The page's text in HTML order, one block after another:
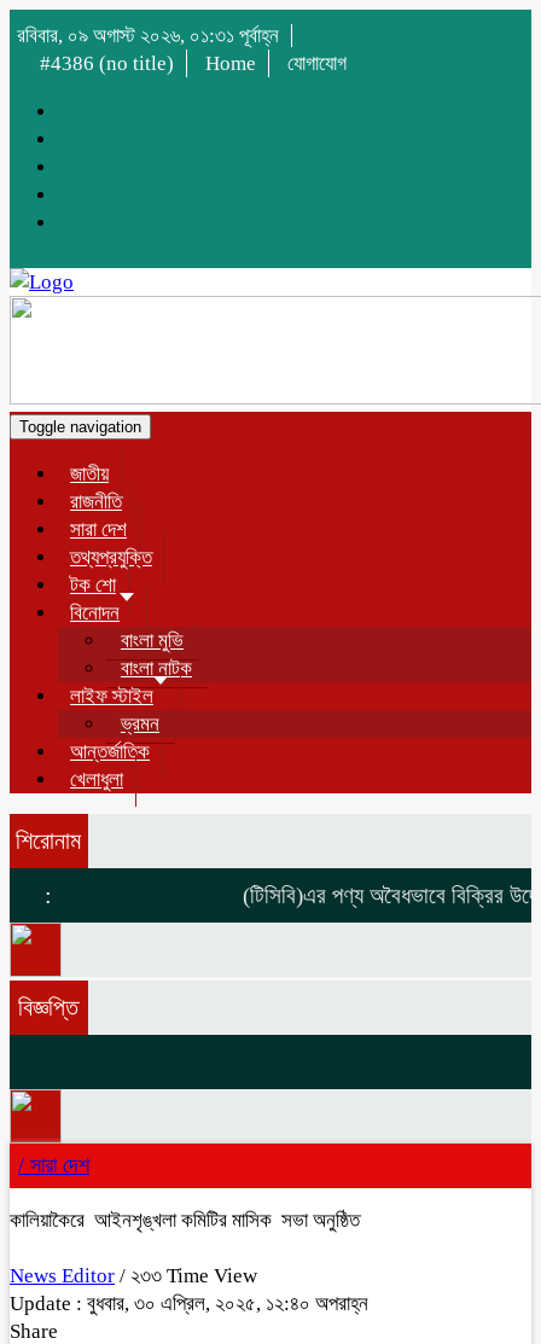
রবিবার, ০৯ অগাস্ট ২০২৬, ০১:৩১ পূর্বাহ্ন
#4386 (no title)
Home যোগাযোগ
Toggle navigation
জাতীয়
রাজনীতি
সারা দেশ
তথ্যপ্রযুক্তি
টক শো
বিনোদন
বাংলা মুভি
বাংলা নাটক
লাইফ স্টাইল
ভ্রমন
আন্তর্জাতিক
খেলাধুলা
শিরোনাম
: (টিসিবি)এর পণ্য অবৈধভাবে বিক্রির
বিজ্ঞপ্তি
/ সারা দেশ
কালিয়াকৈরে আইনশৃঙ্খলা কমিটির মাসিক সভা অনুষ্ঠিত
News Editor / ২৩৩ Time View
Update : বুধবার, ৩০ এপ্রিল, ২০২৫, ১২:৪০ অপরাহ্ন
Share